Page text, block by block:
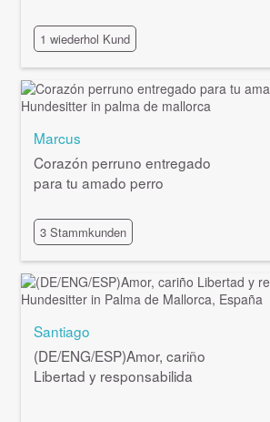
1 wiederhol Kund
Marcus
Corazón perruno entregado
para tu amado perro
3 Stammkunden
Santiago
(DE/ENG/ESP)Amor, cariño
Libertad y responsabilida